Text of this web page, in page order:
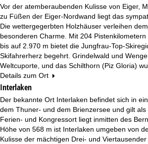
Vor der atemberaubenden Kulisse von Eiger,
zu Füßen der Eiger-Nordwand liegt das
Die wettergegerbten Holzhäuser verleihen
besonderen Charme. Mit 204
bis auf 2.970 m bietet die Jungfrau-Top-
Skifahrerherz begehrt. Grindelwald und
Weltcuporte, und das Schilthorn (Piz Gloria)
Details zum Ort
Interlaken
Der bekannte Ort Interlaken befindet sich in
dem Thuner- und dem Brienzersee und gilt
Ferien- und Kongressort liegt inmitten des
Höhe von 568 m ist Interlaken umgeben von
Kulisse der mächtigen Drei- und